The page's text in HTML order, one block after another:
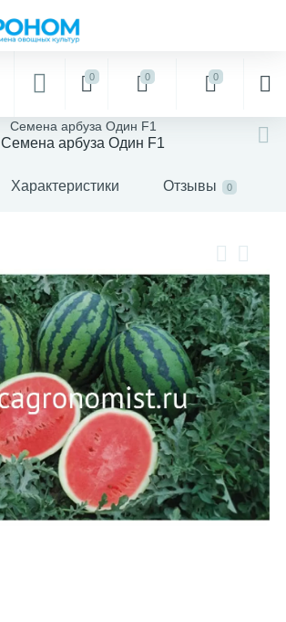
0 0 0
Семена арбуза Один F1
Семена арбуза Один F1
Характеристики Отзывы 0